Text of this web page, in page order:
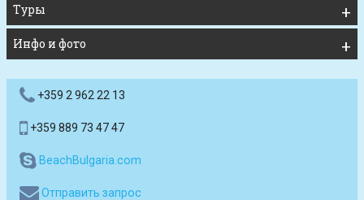
Туры
Инфо и фото
+359 2 962 22 13
+359 889 73 47 47
BeachBulgaria.com
Отправить запрос